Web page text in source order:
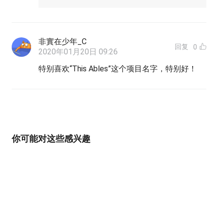
非實在少年_C
2020年01月20日 09:26
回复 0
特别喜欢“This Ables”这个项目名字，特别好！
你可能对这些感兴趣